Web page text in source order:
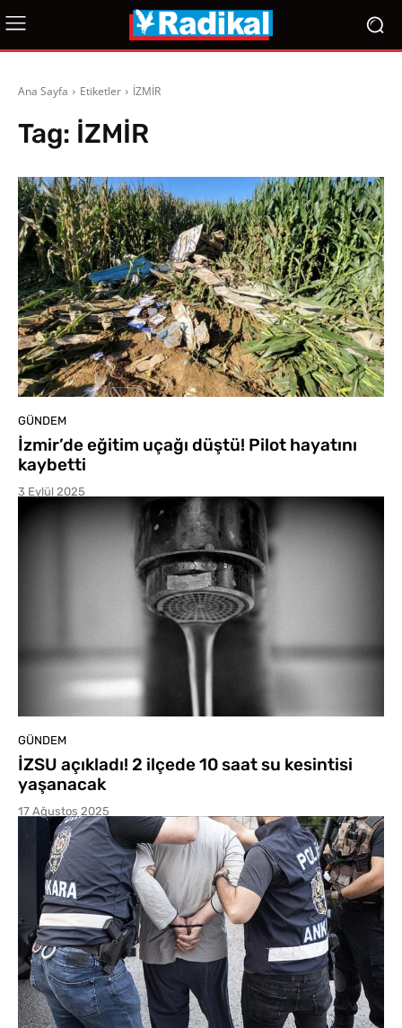
Ana Sayfa Etiketler İZMİR
Tag: İZMİR
GÜNDEM
İzmir’de eğitim uçağı düştü! Pilot hayatını
kaybetti
3 Eylül 2025
GÜNDEM
İZSU açıkladı! 2 ilçede 10 saat su kesintisi
yaşanacak
17 Ağustos 2025